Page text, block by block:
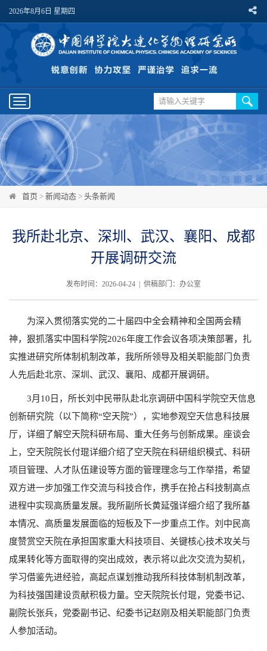
2026年8月6日 星期四
Toggle
navigation
首页 > 新闻动态 > 头条新闻
我所赴北京、深圳、武汉、襄阳、成都
开展调研交流
发布时间：2026-04-24 | 供稿部门：办公室
为深入贯彻落实党的二十届四中全会精神和全国两会精
神，狠抓落实中国科学院2026年度工作会议各项决策部署，扎
实推进研究所体制机制改革，我所所领导及相关职能部门负责
人先后赴北京、深圳、武汉、襄阳、成都开展调研。
3月 10 日，所长刘中民带队赴北京调研中国科学院空天信息
创新研究院（以下简称“空天院”），实地参观空天信息科技展
厅，详细了解空天院科研布局、重大任务与创新成果。座谈会
上，空天院院长付琨详细介绍了空天院在科研组织模式、科研
项目管理、人才队伍建设等方面的管理理念与工作举措，希望
双方进一步加强工作交流与科技合作，携手在抢占科技制高点
进程中实现高质量发展。我所副所长黄延强详细介绍了我所基
本情况、高质量发展面临的短板及下一步重点工作。刘中民高
度赞赏空天院在承担国家重大科技项目、关键核心技术攻关与
成果转化等方面取得的突出成效，表示将以此次交流为契机，
学习借鉴先进经验，高起点谋划推动我所科技体制机制改革，
为科技强国建设贡献积极力量。空天院院长付琨，党委书记、
副院长张兵，党委副书记、纪委书记赵刚及相关职能部门负责
人参加活动。